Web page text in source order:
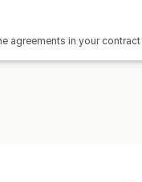
in your contract